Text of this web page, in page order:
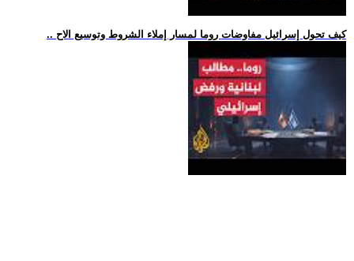
.. كيف تحول إسرائيل مفاوضات روما لمسار إملاء الشروط وتوسيع الاح